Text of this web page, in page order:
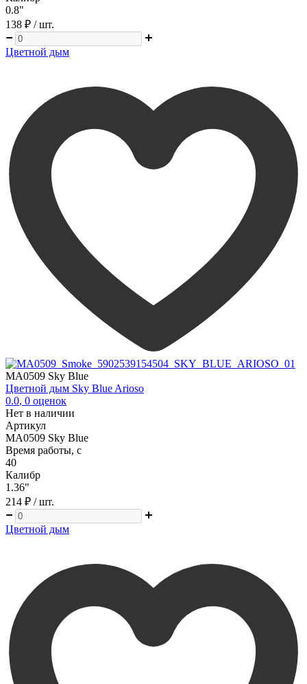
0.8"
138 ₽ / шт.
Цветной дым
MA0509 Sky Blue
Цветной дым Sky Blue Arioso
0.0, 0 оценок
Нет в наличии
Артикул
MA0509 Sky Blue
Время работы, с
40
Калибр
1.36"
214 ₽ / шт.
Цветной дым